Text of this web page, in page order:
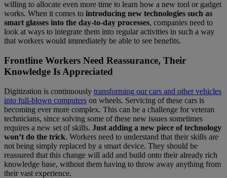
willing to allocate even more time to learn how a new tool or gadget
works. When it comes to introducing new technologies such as
smart glasses into the day-to-day processes, companies need to
look at ways to integrate them into regular activities in such a way
that workers would immediately be able to see benefits.
Frontline Workers Need Reassurance, Their
Knowledge Is Appreciated
Digitization is continuously transforming our cars and other vehicles
into full-blown computers on wheels. Servicing of these cars is
becoming ever more complex. This can be a challenge for veteran
technicians, since solving some of these new issues sometimes
requires a new set of skills. Just adding a new piece of technology
won’t do the trick. Workers need to understand that their skills are
not being simply replaced by a smart device. They should be
reassured that this change will add and build onto their already rich
knowledge base, without them having to throw away anything from
their vast experience.